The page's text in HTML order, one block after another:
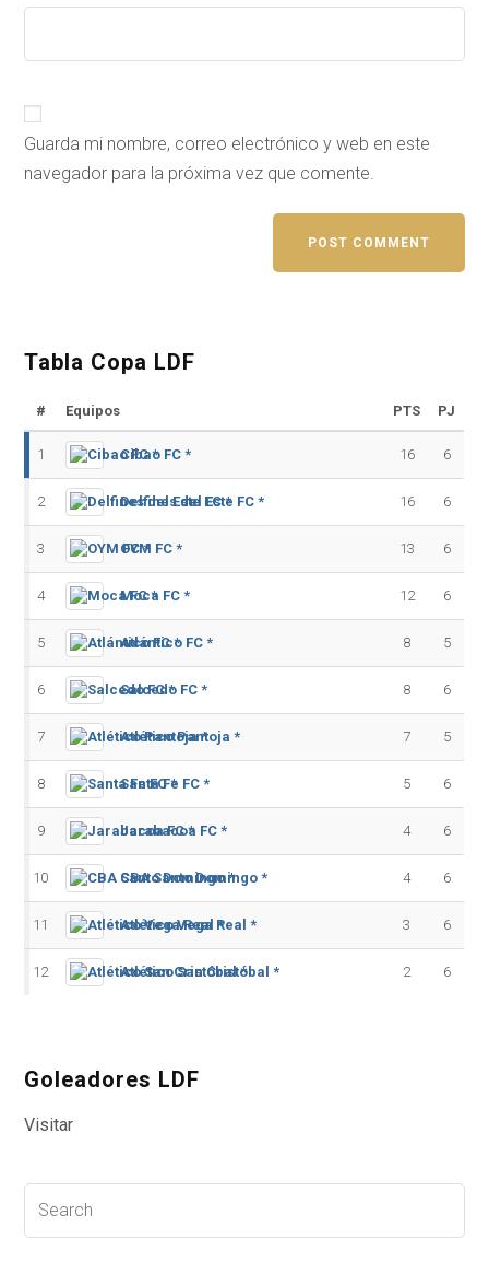
Guarda mi nombre, correo electrónico y web en este
navegador para la próxima vez que comente.
Tabla Copa LDF
# Equipos PTS PJ
1 Cibao FC * 16 6
2 Delfines del Este FC * 16 6
3 OYM FC * 13 6
4 Moca FC * 12 6
5 Atlántico FC * 8 5
6 Salcedo FC * 8 6
7 Atlético Pantoja * 7 5
8 Santa Fe FC * 5 6
9 Jarabacoa FC * 4 6
10 CBA Santo Domingo * 4 6
11 Atlético Vega Real * 3 6
12 Atlético San Cristóbal * 2 6
Goleadores LDF
Visitar